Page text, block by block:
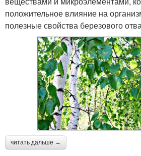
положительное влияние на
полезные свойства березового
читать дальше →